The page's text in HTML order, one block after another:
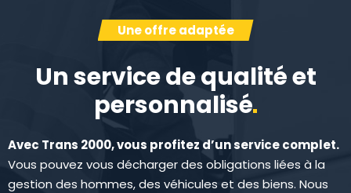
Une offre adaptée
Un service de qualité et
personnalisé
Avec Trans 2000, vous profitez d’un service complet.
Vous pouvez vous décharger des obligations liées à la
gestion des hommes, des véhicules et des biens. Nous